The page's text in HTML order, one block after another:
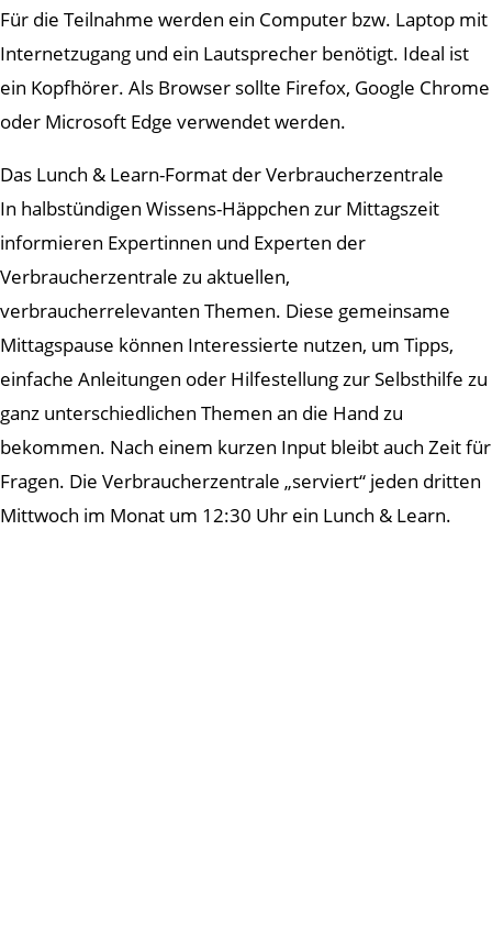
Für die Teilnahme werden ein Computer bzw. Laptop mit
Internetzugang und ein Lautsprecher benötigt. Ideal ist
ein Kopfhörer. Als Browser sollte Firefox, Google Chrome
oder Microsoft Edge verwendet werden.
Das Lunch & Learn-Format der Verbraucherzentrale
In halbstündigen Wissens-Häppchen zur Mittagszeit
informieren Expertinnen und Experten der
Verbraucherzentrale zu aktuellen,
verbraucherrelevanten Themen. Diese gemeinsame
Mittagspause können Interessierte nutzen, um Tipps,
einfache Anleitungen oder Hilfestellung zur Selbsthilfe zu
ganz unterschiedlichen Themen an die Hand zu
bekommen. Nach einem kurzen Input bleibt auch Zeit für
Fragen. Die Verbraucherzentrale „serviert“ jeden dritten
Mittwoch im Monat um 12:30 Uhr ein Lunch & Learn.